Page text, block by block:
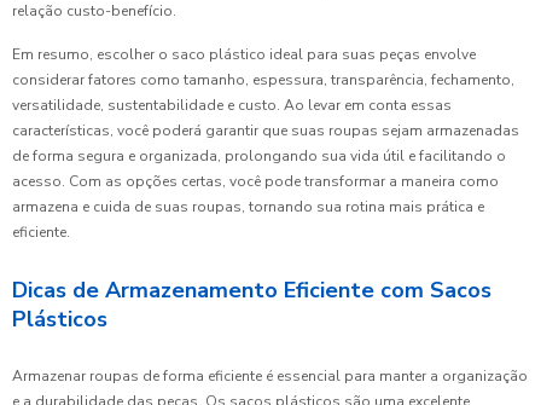
relação custo-benefício.
Em resumo, escolher o saco plástico ideal para suas peças envolve
considerar fatores como tamanho, espessura, transparência, fechamento,
versatilidade, sustentabilidade e custo. Ao levar em conta essas
características, você poderá garantir que suas roupas sejam armazenadas
de forma segura e organizada, prolongando sua vida útil e facilitando o
acesso. Com as opções certas, você pode transformar a maneira como
armazena e cuida de suas roupas, tornando sua rotina mais prática e
eficiente.
Dicas de Armazenamento Eficiente com Sacos
Plásticos
Armazenar roupas de forma eficiente é essencial para manter a organização